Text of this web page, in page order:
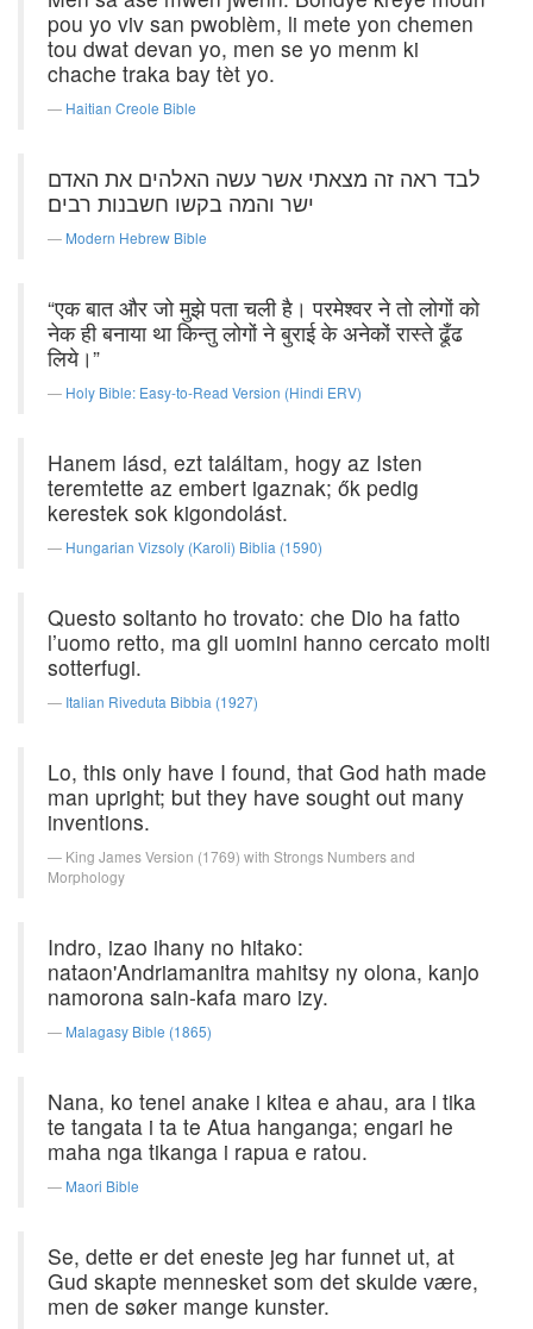
pou yo viv san pwoblèm, li mete yon chemen
tou dwat devan yo, men se yo menm ki
chache traka bay tèt yo.
Haitian Creole Bible
לבד ראה זה מצאתי אשר עשה האלהים את האדם
ישר והמה בקשו חשבנות רבים׃
Modern Hebrew Bible
“एक बात और जो मुझे पता चली है। परमेश्वर ने तो लोगों को
नेक ही बनाया था किन्तु लोगों ने बुराई के अनेकों रास्ते ढूँढ
लिये।”
Holy Bible: Easy-to-Read Version (Hindi ERV)
Hanem lásd, ezt találtam, hogy az Isten
teremtette az embert igaznak; ők pedig
kerestek sok kigondolást.
Hungarian Vizsoly (Karoli) Biblia (1590)
Questo soltanto ho trovato: che Dio ha fatto
l’uomo retto, ma gli uomini hanno cercato molti
sotterfugi.
Italian Riveduta Bibbia (1927)
Lo, this only have I found, that God hath made
man upright; but they have sought out many
inventions.
King James Version (1769) with Strongs Numbers and
Morphology
Indro, izao ihany no hitako:
nataon'Andriamanitra mahitsy ny olona, kanjo
namorona sain-kafa maro izy.
Malagasy Bible (1865)
Nana, ko tenei anake i kitea e ahau, ara i tika
te tangata i ta te Atua hanganga; engari he
maha nga tikanga i rapua e ratou.
Maori Bible
Se, dette er det eneste jeg har funnet ut, at
Gud skapte mennesket som det skulde være,
men de søker mange kunster.